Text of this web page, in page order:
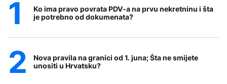
Ko ima pravo povrata PDV-a na prvu nekretninu i šta
je potrebno od dokumenata?
Nova pravila na granici od 1. juna; Šta ne smijete
unositi u Hrvatsku?